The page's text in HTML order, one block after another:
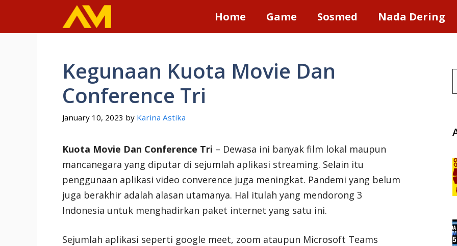
Home Game Sosmed Nada Dering
Kegunaan Kuota Movie Dan
Conference Tri
January 10, 2023 by Karina Astika
Kuota Movie Dan Conference Tri – Dewasa ini banyak film lokal maupun
mancanegara yang diputar di sejumlah aplikasi streaming. Selain itu
penggunaan aplikasi video converence juga meningkat. Pandemi yang belum
juga berakhir adalah alasan utamanya. Hal itulah yang mendorong 3
Indonesia untuk menghadirkan paket internet yang satu ini.
Sejumlah aplikasi seperti google meet, zoom ataupun Microsoft Teams